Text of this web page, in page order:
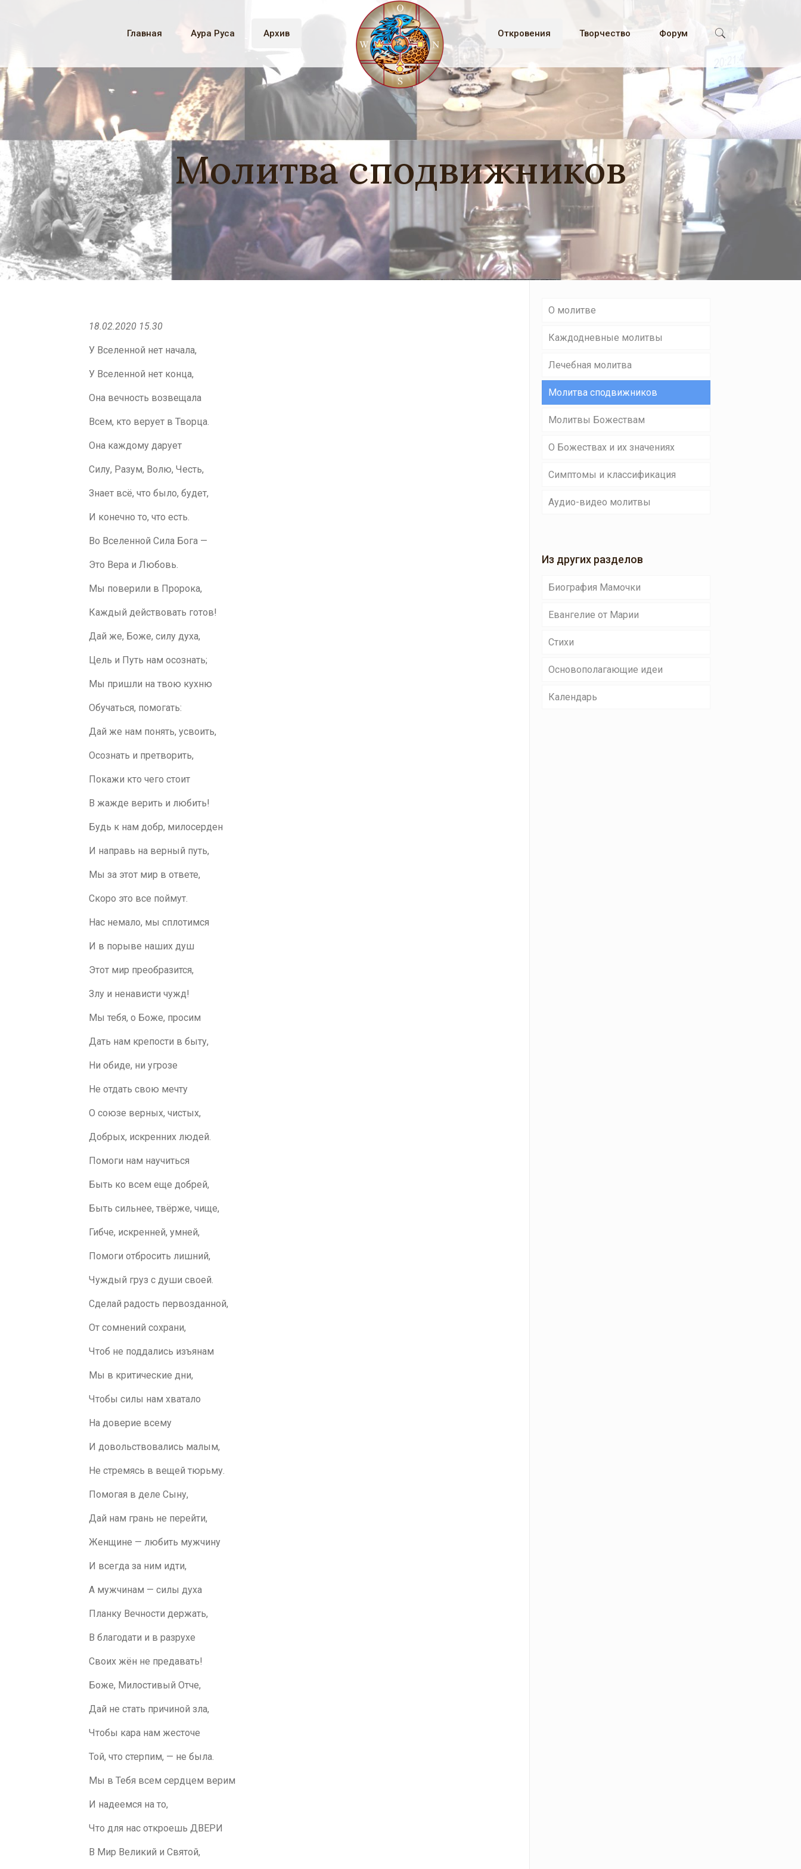
Главная Аура Руса Архив Откровения Творчество Форум
Молитва сподвижников
18.02.2020 15.30
У Вселенной нет начала,
У Вселенной нет конца,
Она вечность возвещала
Всем, кто верует в Творца.
Она каждому дарует
Силу, Разум, Волю, Честь,
Знает всё, что было, будет,
И конечно то, что есть.
Во Вселенной Сила Бога —
Это Вера и Любовь.
Мы поверили в Пророка,
Каждый действовать готов!
Дай же, Боже, силу духа,
Цель и Путь нам осознать;
Мы пришли на твою кухню
Обучаться, помогать:
Дай же нам понять, усвоить,
Осознать и претворить,
Покажи кто чего стоит
В жажде верить и любить!
Будь к нам добр, милосерден
И направь на верный путь,
Мы за этот мир в ответе,
Скоро это все поймут.
Нас немало, мы сплотимся
И в порыве наших душ
Этот мир преобразится,
Злу и ненависти чужд!
Мы тебя, о Боже, просим
Дать нам крепости в быту,
Ни обиде, ни угрозе
Не отдать свою мечту
О союзе верных, чистых,
Добрых, искренних людей.
Помоги нам научиться
Быть ко всем еще добрей,
Быть сильнее, твёрже, чище,
Гибче, искренней, умней,
Помоги отбросить лишний,
Чуждый груз с души своей.
Сделай радость первозданной,
От сомнений сохрани,
Чтоб не поддались изъянам
Мы в критические дни,
Чтобы силы нам хватало
На доверие всему
И довольствовались малым,
Не стремясь в вещей тюрьму.
Помогая в деле Сыну,
Дай нам грань не перейти,
Женщине — любить мужчину
И всегда за ним идти,
А мужчинам — силы духа
Планку Вечности держать,
В благодати и в разрухе
Своих жён не предавать!
Боже, Милостивый Отче,
Дай не стать причиной зла,
Чтобы кара нам жесточе
Той, что стерпим, — не была.
Мы в Тебя всем сердцем верим
И надеемся на то,
Что для нас откроешь ДВЕРИ
В Мир Великий и Святой,
О молитве
Каждодневные молитвы
Лечебная молитва
Молитва сподвижников
Молитвы Божествам
О Божествах и их значениях
Симптомы и классификация
Аудио-видео молитвы
Из других разделов
Биография Мамочки
Евангелие от Марии
Стихи
Основополагающие идеи
Календарь